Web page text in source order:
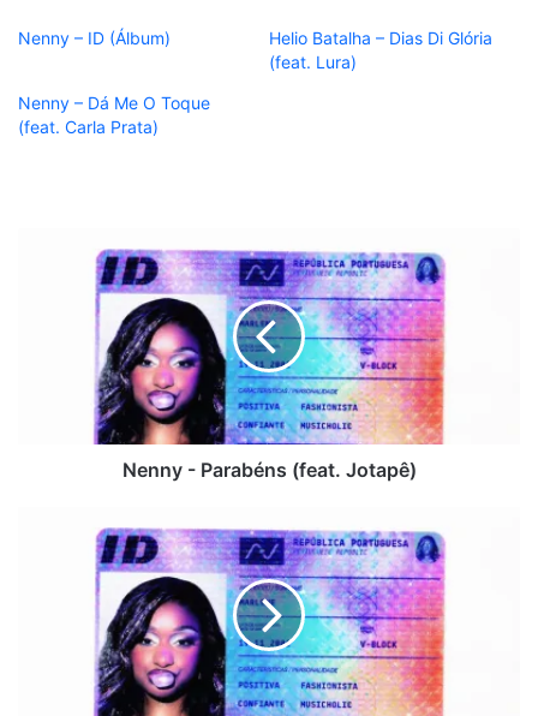
Nenny – ID (Álbum)
Helio Batalha – Dias Di Glória
(feat. Lura)
Nenny – Dá Me O Toque
(feat. Carla Prata)
Nenny - Parabéns (feat. Jotapê)